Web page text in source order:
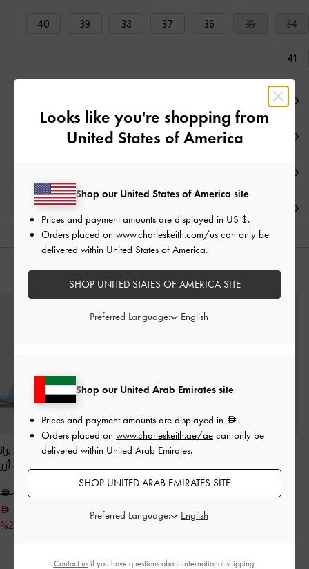
34
35
36
37
38
39
40
41
ملاحظات المحرر
تفاصيل المنتج وتعليمات العناية
حذاء ساتان بسير خلفي
حذاء ميول
-
350.00
Looks like you're shopping from
United States of America
Shop our United Arab Emirates site
Prices and payment amounts are displayed in
.
Orders placed on www.charleskeith.ae/ae can only be
delivered within United Arab Emirates.
SHOP UNITED ARAB EMIRATES SITE
Preferred Language:
Shop our United States of America site
Prices and payment amounts are displayed in US $.
Orders placed on www.charleskeith.com/us can only be
delivered within United States of America.
SHOP UNITED STATES OF AMERICA SITE
Preferred Language:
Contact usif you have questions about international shipping.